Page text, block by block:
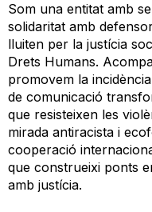
Som una entitat amb
solidaritat amb
lluiten per la justícia
Drets Humans.
promovem la
de comunicació
que resisteixen les
mirada antiracista i
cooperació
que construeixi ponts
amb justícia.